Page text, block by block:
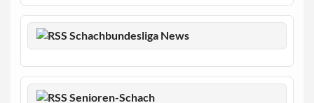
Schachbundesliga News
Senioren-Schach